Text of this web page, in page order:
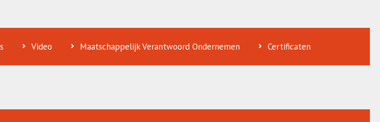
Video Maatschappelijk Verantwoord Ondernemen Certificaten